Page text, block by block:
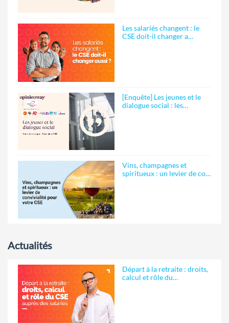
Les salariés changent : le
CSE doit-il changer a…
[Enquête] Les jeunes et le
dialogue social : les…
Vins, champagnes et
spiritueux : un levier de co…
Actualités
Départ à la retraite : droits,
calcul et rôle du…